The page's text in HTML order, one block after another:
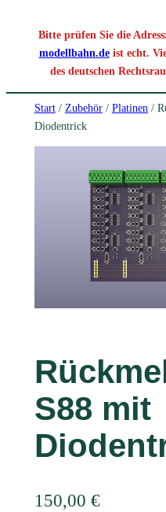
Bitte prüfen Sie die
modellbahn.deist echt.
des deutschen
Start/ Zubehör/ Platinen /
Diodentrick
S88 mit
150,00 €